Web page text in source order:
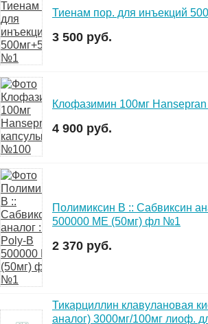
Тиенам пор. для инъекций
3 500 руб.
Клофазимин 100мг
4 900 руб.
Полимиксин В :: Сабвиксин
500000 МЕ (50мг) фл №1
2 370 руб.
Тикарциллин клавулановая
аналог) 3000мг/100мг лиоф.